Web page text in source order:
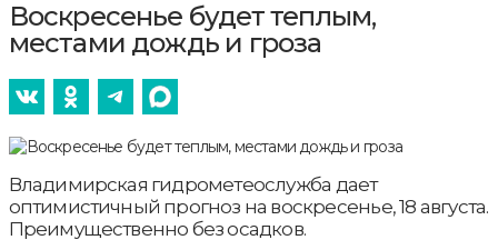
Воскресенье будет теплым,
местами дождь и гроза
Владимирская гидрометеослужба дает
оптимистичный прогноз на воскресенье, 18 августа.
Преимущественно без осадков.